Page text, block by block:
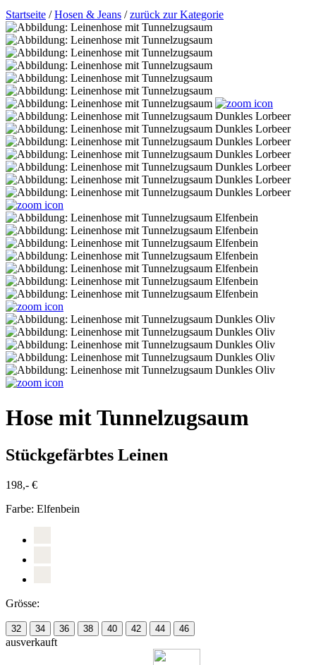
Startseite /Hosen & Jeans /zurück zur Kategorie
Hose mit Tunnelzugsaum
Stückgefärbtes Leinen
198,- €
Farbe: Elfenbein
Grösse:
32 34 36 38 40 42 44 46
ausverkauft